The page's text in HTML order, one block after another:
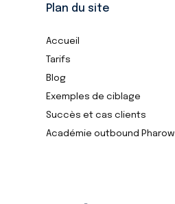
Plan du site
Accueil
Tarifs
Blog
Exemples de ciblage
Succès et cas clients
Académie outbound Pharow